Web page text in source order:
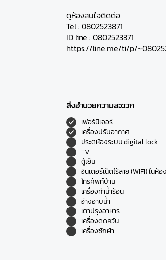
ดูห้องสนใจติดต่อ
Tel : 0802523871
ID line : 0802523871
https://line.me/ti/p/
สิ่งอำนวยความสะดวก
เฟอร์นิเจอร์
เครื่องปรับอากาศ
ประตูห้องระบบ digital lock
TV
ตู้เย็น
อินเตอร์เน็ตไร้สาย (WIFI) ในห้อง
โทรศัพท์บ้าน
เครื่องทำน้ำร้อน
อ่างอาบน้ำ
เตาปรุงอาหาร
เครื่องดูดควัน
เครื่องซักผ้า